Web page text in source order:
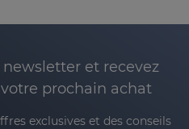
et recevez
prochain achat
exclusives et des conseils